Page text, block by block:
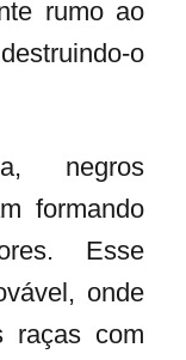
rumo ao
o
negros
formando
Esse
onde
raças com